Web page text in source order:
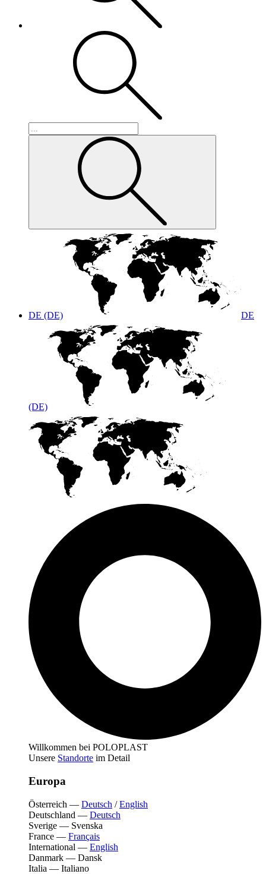
DE (DE) DE
(DE)
Willkommen bei POLOPLAST
Unsere Standorte im Detail
Europa
Österreich — Deutsch /English
Deutschland — Deutsch
Sverige — Svenska
France — Français
International — English
Danmark — Dansk
Italia — Italiano